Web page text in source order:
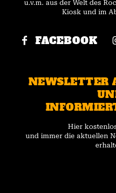
u.v.m. aus der Welt des
Kiosk und im
FACEBOOK
NEWSLETTER
Hier
und immer die aktuellen